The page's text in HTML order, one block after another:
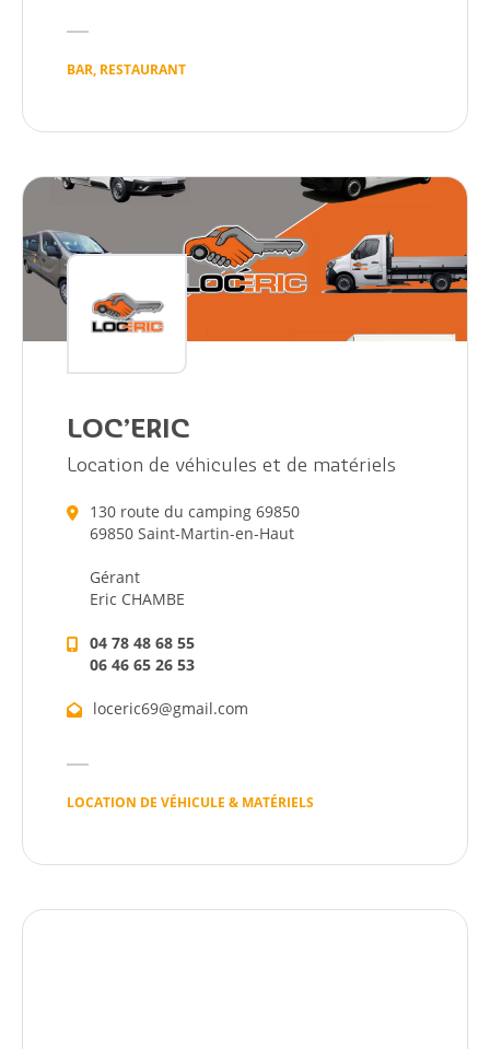
BAR, RESTAURANT
LOC’ERIC
Location de véhicules et de matériels
130 route du camping 69850
69850 Saint-Martin-en-Haut
Gérant
Eric CHAMBE
04 78 48 68 55
06 46 65 26 53
loceric69@gmail.com
LOCATION DE VÉHICULE & MATÉRIELS
Dynamique
Actualités
Démarches
Agenda
Actualités